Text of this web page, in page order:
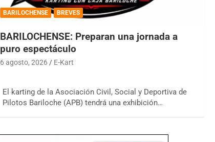
BARILOCHENSE BREVES
BARILOCHENSE: Preparan una jornada a
puro espectáculo
6 agosto, 2026 E-Kart
El karting de la Asociación Civil, Social y Deportiva de
Pilotos Bariloche (APB) tendrá una exhibición…